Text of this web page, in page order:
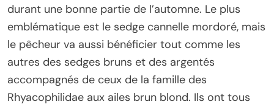
durant une bonne partie de l’automne. Le plus
emblématique est le sedge cannelle mordoré, mais
le pêcheur va aussi bénéficier tout comme les
autres des sedges bruns et des argentés
accompagnés de ceux de la famille des
Rhyacophilidae aux ailes brun blond. Ils ont tous